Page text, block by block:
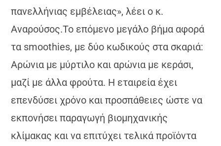
πανελλήνιας εμβέλειας», λέει ο κ.
Αναρούσος.Το επόμενο μεγάλο βήμα αφορά
τα smoothies, με δύο κωδικούς στα σκαριά:
Αρώνια με μύρτιλο και αρώνια με κεράσι,
μαζί με άλλα φρούτα. Η εταιρεία έχει
επενδύσει χρόνο και προσπάθειες ώστε να
εκπονήσει παραγωγή βιομηχανικής
κλίμακας και να επιτύχει τελικά προϊόντα